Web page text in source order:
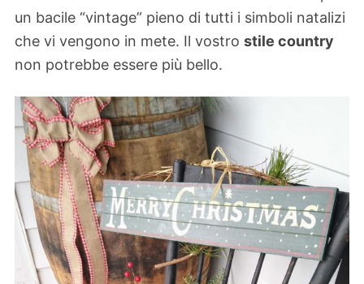
un bacile “vintage” pieno di tutti i simboli natalizi
che vi vengono in mete. Il vostro stile country
non potrebbe essere più bello.